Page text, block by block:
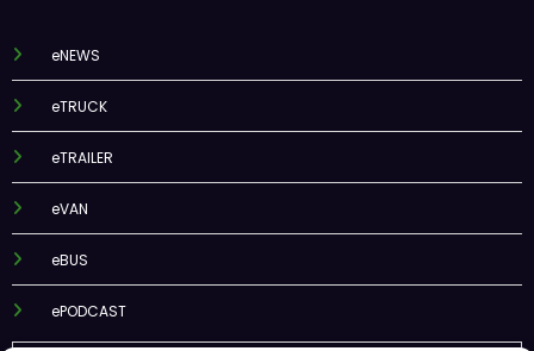
eNEWS
eTRUCK
eTRAILER
eVAN
eBUS
ePODCAST